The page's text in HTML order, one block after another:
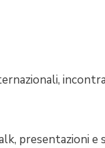
presentazioni e